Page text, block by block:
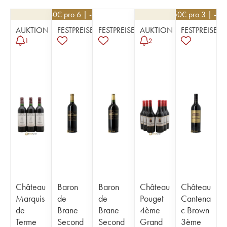
AUKTION
1
Château
Marquis
de
Terme
21,60€ pro 6 | -10%
FESTPREISE
Baron
de
Brane
Second
FESTPREISE
Baron
de
Brane
Second
AUKTION
2
Château
Pouget
4ème
Grand
49,50€ pro 3 | -
FESTPREISE
Château
Cantena
c Brown
3ème